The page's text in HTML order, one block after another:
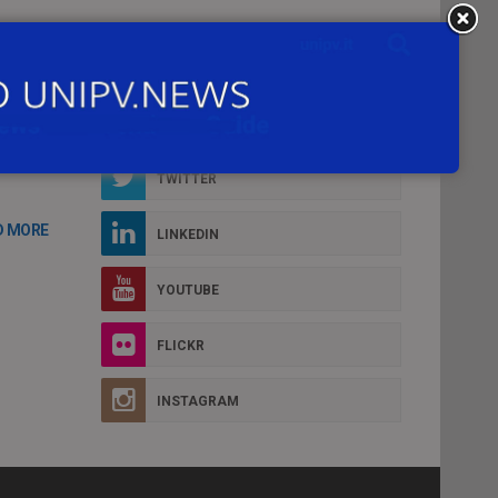
MORE
TWITTER
LINKEDIN
YOUTUBE
FLICKR
INSTAGRAM